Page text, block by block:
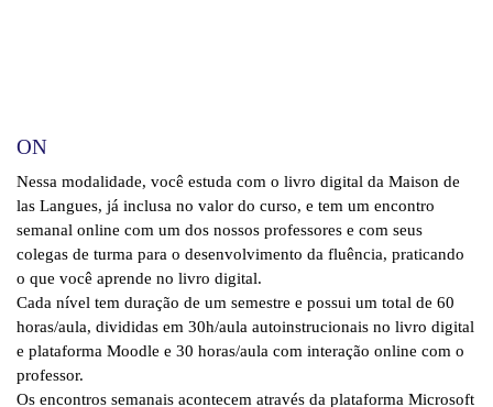
ON
Nessa modalidade, você estuda com o livro digital da Maison de
las Langues, já inclusa no valor do curso, e tem um encontro
semanal online com um dos nossos professores e com seus
colegas de turma para o desenvolvimento da fluência, praticando
o que você aprende no livro digital.
Cada nível tem duração de um semestre e possui um total de 60
horas/aula, divididas em 30h/aula autoinstrucionais no livro digital
e plataforma Moodle e 30 horas/aula com interação online com o
professor.
Os encontros semanais acontecem através da plataforma Microsoft